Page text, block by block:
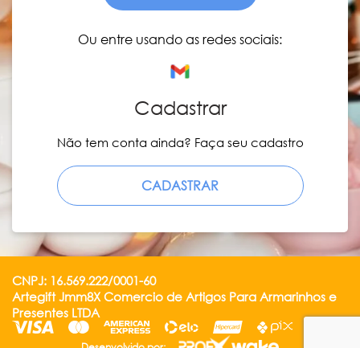
Ou entre usando as redes sociais:
Cadastrar
Não tem conta ainda? Faça seu cadastro
CADASTRAR
CNPJ: 16.569.222/0001-60
Artegift Jmm8X Comercio de Artigos Para Armarinhos e
Presentes LTDA